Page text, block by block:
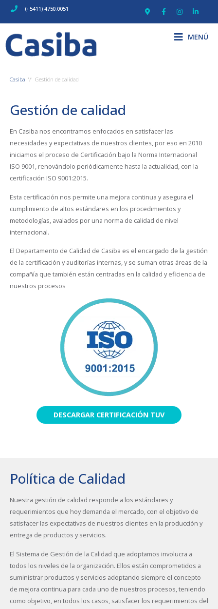
(+5411) 4750.0051
MENÚ
Casiba Gestión de calidad
Gestión de calidad
En Casiba nos encontramos enfocados en satisfacer las
necesidades y expectativas de nuestros clientes, por eso en 2010
iniciamos el proceso de Certificación bajo la Norma Internacional
ISO 9001, renovándolo periódicamente hasta la actualidad, con la
certificación ISO 9001:2015.
Esta certificación nos permite una mejora continua y asegura el
cumplimiento de altos estándares en los procedimientos y
metodologías, avalados por una norma de calidad de nivel
internacional.
El Departamento de Calidad de Casiba es el encargado de la gestión
de la certificación y auditorías internas, y se suman otras áreas de la
compañía que también están centradas en la calidad y eficiencia de
nuestros procesos
DESCARGAR CERTIFICACIÓN TUV
Política de Calidad
Nuestra gestión de calidad responde a los estándares y
requerimientos que hoy demanda el mercado, con el objetivo de
satisfacer las expectativas de nuestros clientes en la producción y
entrega de productos y servicios.
El Sistema de Gestión de la Calidad que adoptamos involucra a
todos los niveles de la organización. Ellos están comprometidos a
suministrar productos y servicios adoptando siempre el concepto
de mejora continua para cada uno de nuestros procesos, teniendo
como objetivo, en todos los casos, satisfacer los requerimientos del